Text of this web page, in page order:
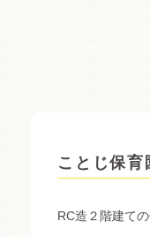
ことじ保育
RC造２階建て